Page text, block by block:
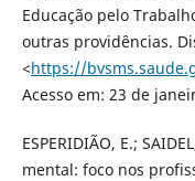
Educação pelo
outras providências.
<https://
Acesso em: 23 de
ESPERIDIÃO, E.;
mental: foco nos